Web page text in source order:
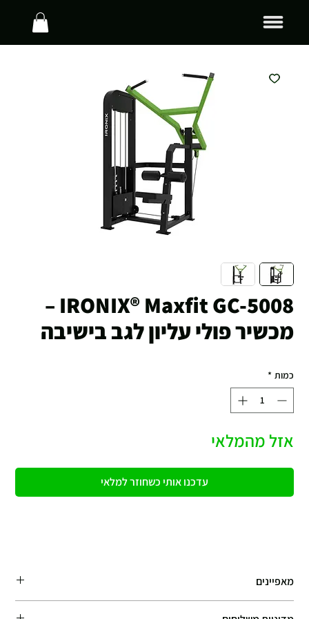
IRONIX® Maxfit GC-5008 –
מכשיר פולי עליון לגב בישיבה
כמות *
אזל מהמלאי
עדכנו אותי כשחוזר למלאי
מאפיינים